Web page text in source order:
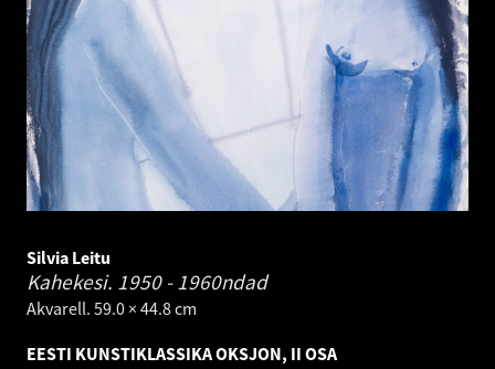
Silvia Leitu
Kahekesi. 1950 - 1960ndad
Akvarell. 59.0 × 44.8 cm
EESTI KUNSTIKLASSIKA OKSJON, II OSA